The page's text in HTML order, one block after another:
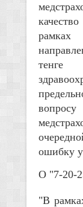
рамках
тенге
ошибку
О "7-20-
"В